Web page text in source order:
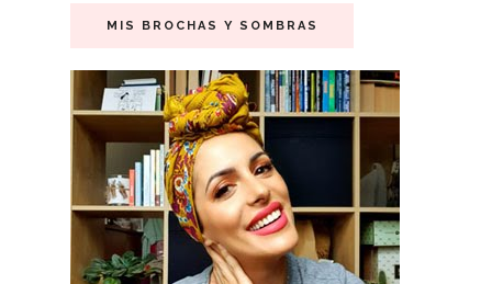
MIS BROCHAS Y SOMBRAS